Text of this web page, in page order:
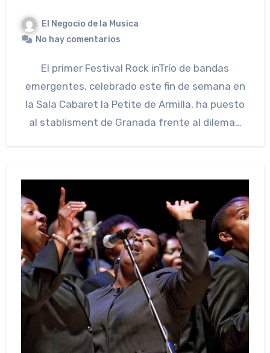
El Negocio de la Musica
No hay comentarios
El primer Festival Rock inTrío de bandas
emergentes, celebrado este fin de semana en
la Sala Cabaret la Petite de Armilla, ha puesto
al stablisment de Granada frente al dilema…